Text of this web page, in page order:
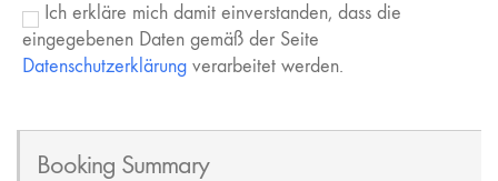
Ich erkläre mich damit einverstanden, dass die
eingegebenen Daten gemäß der Seite
Datenschutzerklärung verarbeitet werden.
Booking Summary